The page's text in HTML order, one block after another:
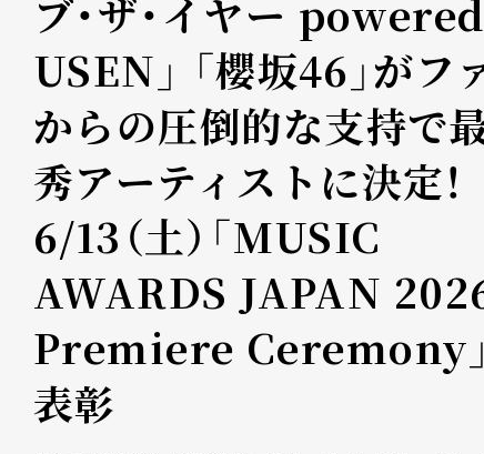
ブ・ザ・イヤー
USEN」 「櫻坂46」がフ
からの圧倒的な支持で
秀アーティストに決定！
6/13（土）「MUSIC
AWARDS JAPAN
Premiere Ceremony
表彰